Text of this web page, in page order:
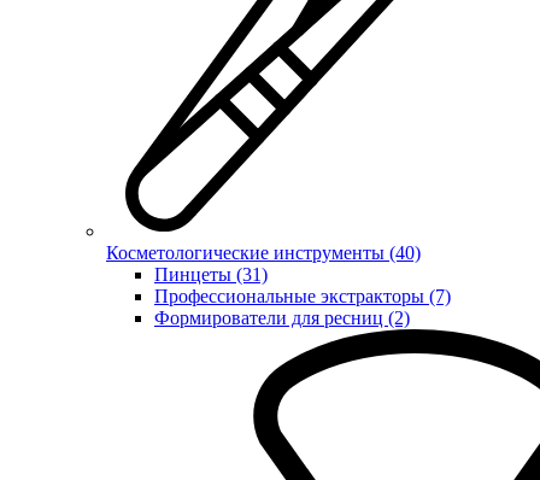
Косметологические инструменты (40)
Пинцеты (31)
Профессиональные экстракторы (7)
Формирователи для ресниц (2)